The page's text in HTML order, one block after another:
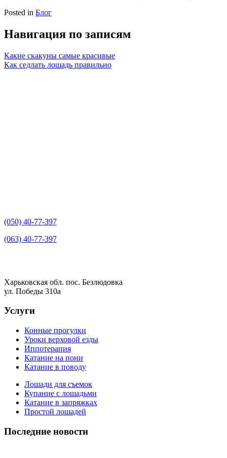
Posted in Блог
Навигация по записям
Какие скакуны самые красивые
Как седлать лошадь правильно
(050) 40-77-397
(063) 40-77-397
Харьковская обл. пос. Безлюдовка
ул. Победы 310а
Услуги
Конные прогулки
Уроки верховой езды
Иппотерапия
Катание на пони
Катание в поводу
Лошади для съемок
Купание с лошадьми
Катание в запряжках
Простой лошадей
Последние новости